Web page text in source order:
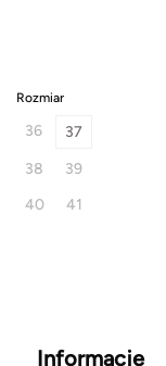
Rozmiar
36
37
38
39
40
41
Informacje